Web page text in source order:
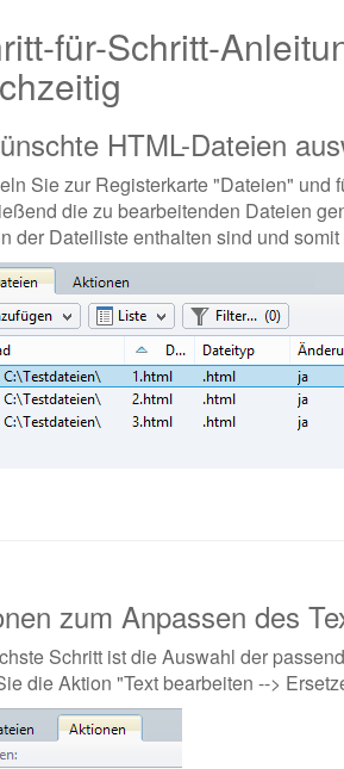
für-Schritt-
HTML-Dateien
Sie zur Registerkarte "Dateien" und
die zu bearbeitenden Dateien
der Dateiliste enthalten sind und
zum Anpassen des
Schritt ist die Auswahl der
die Aktion "Text bearbeiten -->